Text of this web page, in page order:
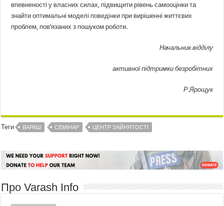
впевненості у власних силах, підвищити рівень самооцінки та
знайти оптимальні моделі поведінки при вирішенні життєвих
проблем, пов’язаних з пошуком роботи.
Начальник відділу
активної підтримки безробітних
Р.Ярощук
Теги ВАРАШ СЕМІНАР ЦЕНТР ЗАЙНЯТОСТІ
Про Varash Info